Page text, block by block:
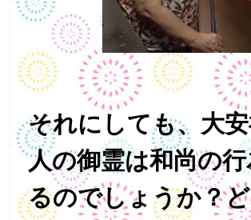
それにしても、大
人の御霊は和尚の
るのでしょうか？